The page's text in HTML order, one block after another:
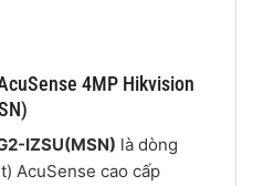
4MP Hikvision
IZSU(MSN) là dòng
AcuSense cao cấp